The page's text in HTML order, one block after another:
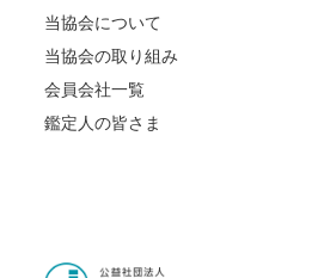
当協会について
当協会の取り組み
会員会社一覧
鑑定人の皆さま